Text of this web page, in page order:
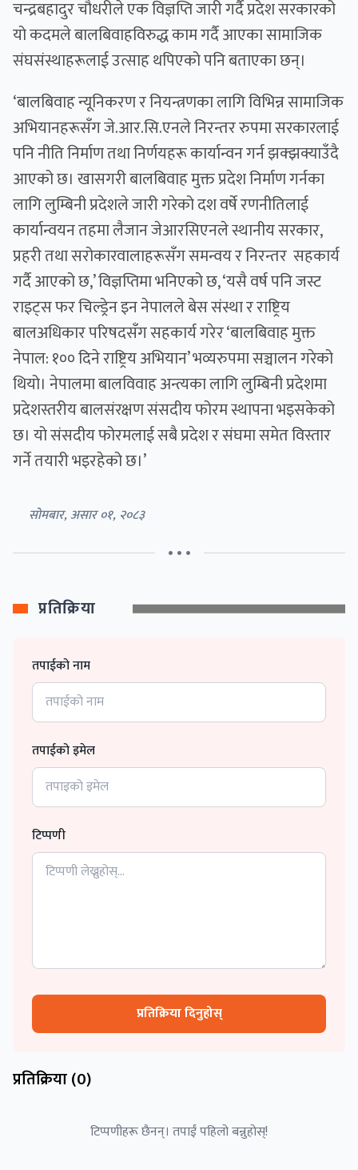
चन्द्रबहादुर चौधरीले एक विज्ञप्ति जारी गर्दै प्रदेश सरकारको
यो कदमले बालबिवाहविरुद्ध काम गर्दै आएका सामाजिक
संघसंस्थाहरूलाई उत्साह थपिएको पनि बताएका छन्।
‘बालबिवाह न्यूनिकरण र नियन्त्रणका लागि विभिन्न सामाजिक
अभियानहरूसँग जे.आर.सि.एनले निरन्तर रुपमा सरकारलाई
पनि नीति निर्माण तथा निर्णयहरू कार्यान्वन गर्न झक्झक्याउँदै
आएको छ। खासगरी बालबिवाह मुक्त प्रदेश निर्माण गर्नका
लागि लुम्बिनी प्रदेशले जारी गरेको दश वर्षे रणनीतिलाई
कार्यान्वयन तहमा लैजान जेआरसिएनले स्थानीय सरकार,
प्रहरी तथा सरोकारवालाहरूसँग समन्वय र निरन्तर सहकार्य
गर्दै आएको छ,’ विज्ञप्तिमा भनिएको छ, ‘यसै वर्ष पनि जस्ट
राइट्स फर चिल्ड्रेन इन नेपालले बेस संस्था र राष्ट्रिय
बालअधिकार परिषदसँग सहकार्य गरेर ‘बालबिवाह मुक्त
नेपाल: १०० दिने राष्ट्रिय अभियान’ भव्यरुपमा सञ्चालन गरेको
थियो। नेपालमा बालविवाह अन्त्यका लागि लुम्बिनी प्रदेशमा
प्रदेशस्तरीय बालसंरक्षण संसदीय फोरम स्थापना भइसकेको
छ। यो संसदीय फोरमलाई सबै प्रदेश र संघमा समेत विस्तार
गर्ने तयारी भइरहेको छ।’
सोमबार, असार ०१, २०८३
• • •
प्रतिक्रिया
तपाईको नाम
तपाईको इमेल
टिप्पणी
प्रतिक्रिया दिनुहोस्
प्रतिक्रिया (0)
टिप्पणीहरू छैनन्। तपाईं पहिलो बन्नुहोस्!